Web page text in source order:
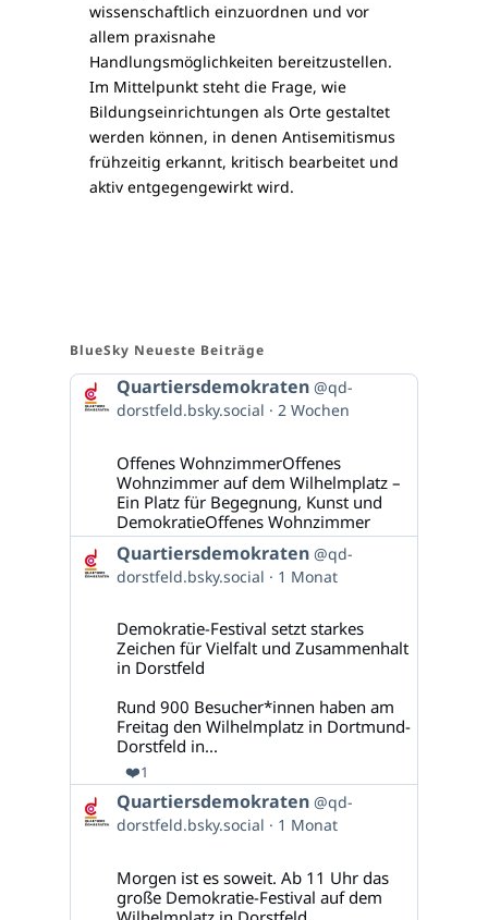
wissenschaftlich einzuordnen und vor
allem praxisnahe
Handlungsmöglichkeiten bereitzustellen.
Im Mittelpunkt steht die Frage, wie
Bildungseinrichtungen als Orte gestaltet
werden können, in denen Antisemitismus
frühzeitig erkannt, kritisch bearbeitet und
aktiv entgegengewirkt wird.
BlueSky Neueste Beiträge
Beitrag
von
Quartiersdemokraten
Bluesky
ansehen
Quartiersdemokraten @qd-
dorstfeld.bsky.social
2 Wochen
Offenes WohnzimmerOffenes
Wohnzimmer auf dem Wilhelmplatz –
Ein Platz für Begegnung, Kunst und
DemokratieOffenes Wohnzimmer
Beitrag
von
Quartiersdemokraten
Bluesky
ansehen
Quartiersdemokraten @qd-
dorstfeld.bsky.social
1 Monat
Demokratie-Festival setzt starkes
Zeichen für Vielfalt und Zusammenhalt
in Dorstfeld
Rund 900 Besucher*innen haben am
Freitag den Wilhelmplatz in Dortmund-
Dorstfeld in...
❤️1
Beitrag
von
Quartiersdemokraten
Bluesky
ansehen
Quartiersdemokraten @qd-
dorstfeld.bsky.social
1 Monat
Morgen ist es soweit. Ab 11 Uhr das
große Demokratie-Festival auf dem